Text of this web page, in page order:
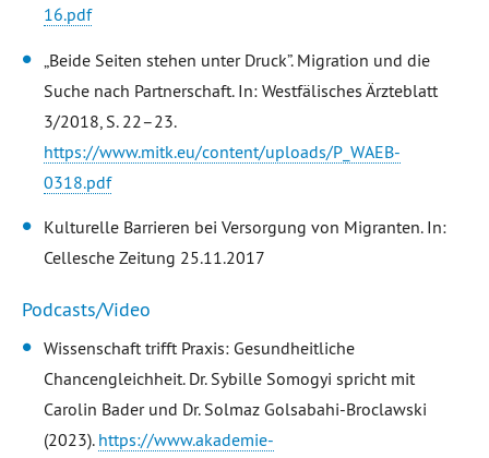
16.pdf
„Beide Seiten stehen unter Druck”. Migration und die
Suche nach Partnerschaft. In: Westfälisches Ärzteblatt
3/2018, S. 22–23.
https://www.mitk.eu/content/uploads/P_WAEB-
0318.pdf
Kulturelle Barrieren bei Versorgung von Migranten. In:
Cellesche Zeitung 25.11.2017
Podcasts/Video
Wissenschaft trifft Praxis: Gesundheitliche
Chancengleichheit. Dr. Sybille Somogyi spricht mit
Carolin Bader und Dr. Solmaz Golsabahi-Broclawski
(2023). https://www.akademie-